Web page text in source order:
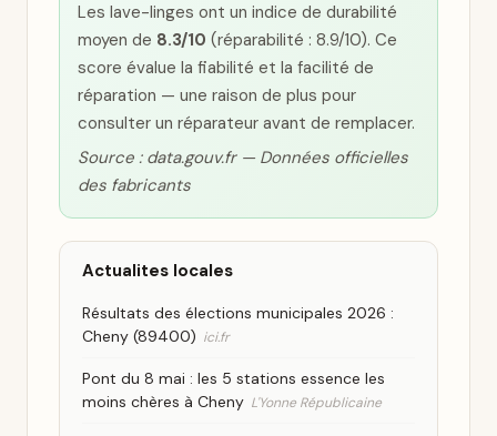
Les lave-linges ont un indice de durabilité
moyen de 8.3/10 (réparabilité : 8.9/10). Ce
score évalue la fiabilité et la facilité de
réparation — une raison de plus pour
consulter un réparateur avant de remplacer.
Source : data.gouv.fr — Données officielles
des fabricants
Actualites locales
Résultats des élections municipales 2026 :
Cheny (89400) ici.fr
Pont du 8 mai : les 5 stations essence les
moins chères à Cheny L'Yonne Républicaine